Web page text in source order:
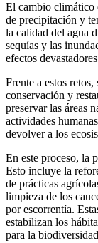
El cambio climático
de precipitación y
la calidad del agua
sequías y las
efectos
Frente a estos
conservación y
preservar las áreas
actividades
devolver a los
En este proceso, la
Esto incluye la
de prácticas
limpieza de los
por escorrentía.
estabilizan los
para la